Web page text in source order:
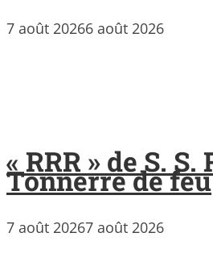
7 août 20266 août 2026
« RRR » de S.
Tonnerre de feu
7 août 20267 août 2026